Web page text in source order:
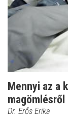
Mennyi az a
magömlésről
Dr. Erős Erika